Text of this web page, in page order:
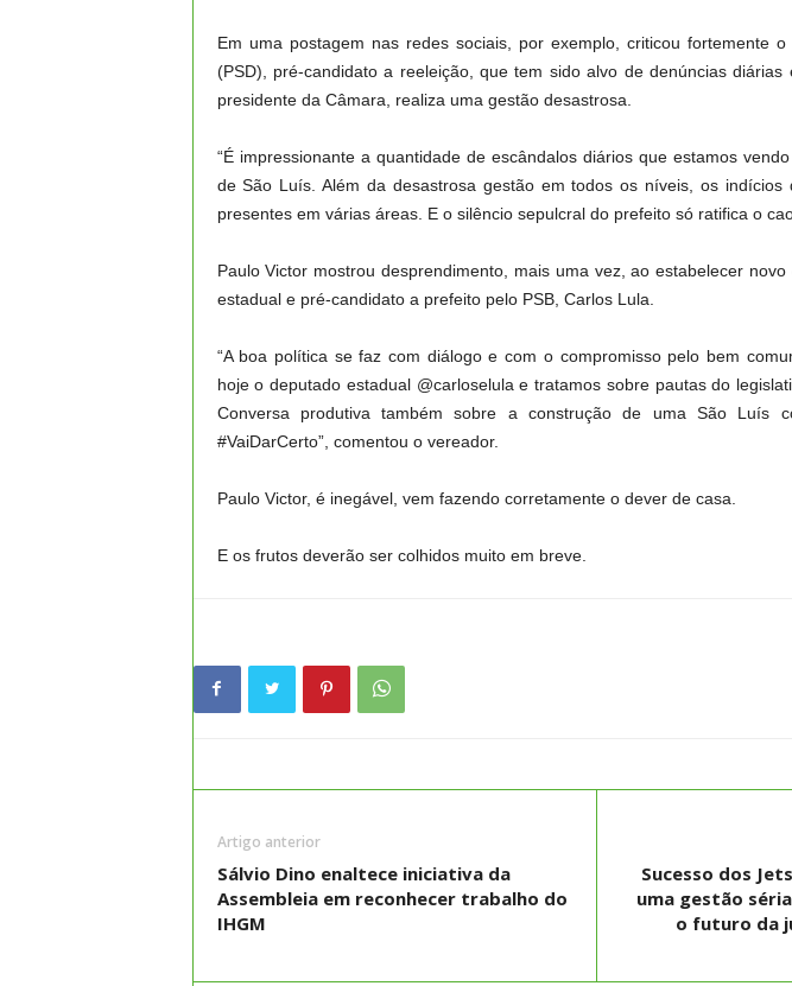
Em uma postagem nas redes sociais, por exemplo, criticou fortemente
(PSD), pré-candidato a reeleição, que tem sido alvo de denúncias
presidente da Câmara, realiza uma gestão desastrosa.
“É impressionante a quantidade de escândalos diários que estamos
de São Luís. Além da desastrosa gestão em todos os níveis, os indícios
presentes em várias áreas. E o silêncio sepulcral do prefeito só ratifica o
Paulo Victor mostrou desprendimento, mais uma vez, ao estabelecer
estadual e pré-candidato a prefeito pelo PSB, Carlos Lula.
“A boa política se faz com diálogo e com o compromisso pelo bem
hoje o deputado estadual @carloselula e tratamos sobre pautas do
Conversa produtiva também sobre a construção de uma São Luís
#VaiDarCerto”, comentou o vereador.
Paulo Victor, é inegável, vem fazendo corretamente o dever de casa.
E os frutos deverão ser colhidos muito em breve.
Artigo anterior
Sálvio Dino enaltece iniciativa da
Assembleia em reconhecer trabalho do
IHGM
Sucesso dos
uma gestão
o futuro da